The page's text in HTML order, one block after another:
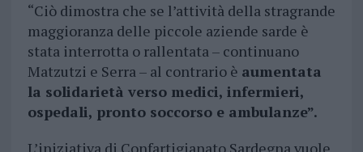
“Ciò dimostra che se l’attività della stragrande
maggioranza delle piccole aziende sarde è
stata interrotta o rallentata – continuano
Matzutzi e Serra – al contrario è aumentata
la solidarietà verso medici, infermieri,
ospedali, pronto soccorso e ambulanze”.